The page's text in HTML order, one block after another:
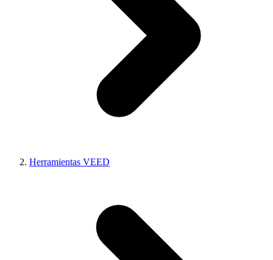
Herramientas VEED